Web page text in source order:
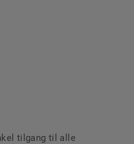
tilgang til alle